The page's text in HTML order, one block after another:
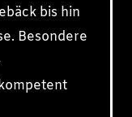
bis hin
Besondere